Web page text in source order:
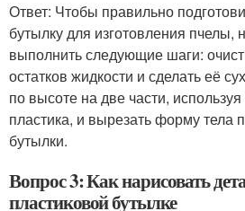
Ответ: Чтобы правильно
бутылку для изготовления пчелы,
выполнить следующие шаги:
остатков жидкости и сделать её
по высоте на две части,
пластика, и вырезать форму тела
бутылки.
Вопрос 3: Как нарисовать
пластиковой бутылке